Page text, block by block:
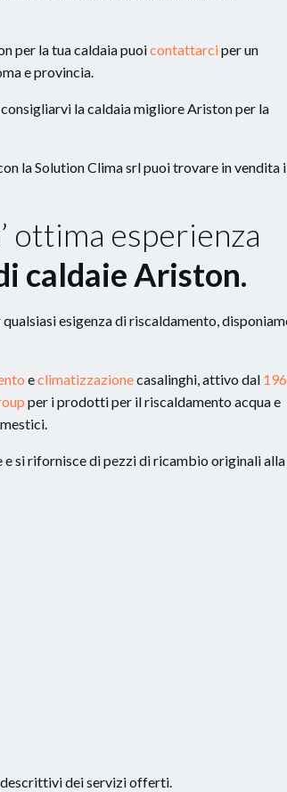
per la tua caldaia puoicontattarciper un
e provincia.
la caldaia migliore Ariston per la
la Solution Clima srl puoi trovare in vendita
ottima esperienza
caldaie Ariston.
esigenza di riscaldamento,
eclimatizzazionecasalinghi, attivo dal
per i prodotti per il riscaldamento acqua e
e si rifornisce di pezzi di ricambio originali alla
dei servizi offerti.